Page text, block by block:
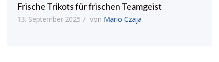
Frische Trikots für frischen Teamgeist
13. September 2025 von Mario Czaja